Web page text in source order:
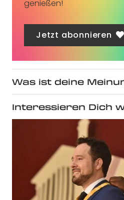
genießen!
Jetzt abonnieren
Was ist deine
Interessieren Dich